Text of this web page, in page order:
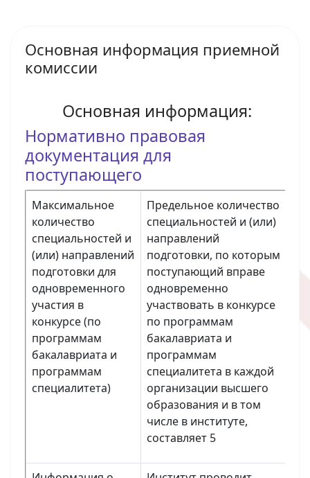
Основная информация приемной
комиссии
Основная информация:
Нормативно правовая
документация для
поступающего
Максимальное
количество
специальностей и
(или) направлений
подготовки для
одновременного
участия в
конкурсе (по
программам
бакалавриата и
программам
специалитета)
Предельное количество
специальностей и (или)
направлений
подготовки, по которым
поступающий вправе
одновременно
участвовать в конкурсе
по программам
бакалавриата и
программам
специалитета в каждой
организации высшего
образования и в том
числе в институте,
составляет 5